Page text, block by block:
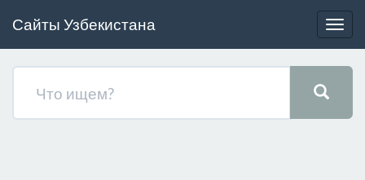
Сайты Узбекистана